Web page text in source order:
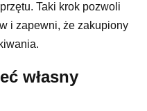
Taki krok pozwoli
i zapewni, że zakupiony
własny